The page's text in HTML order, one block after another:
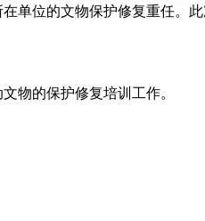
单位的文物保护修复重任
物的保护修复培训工作。